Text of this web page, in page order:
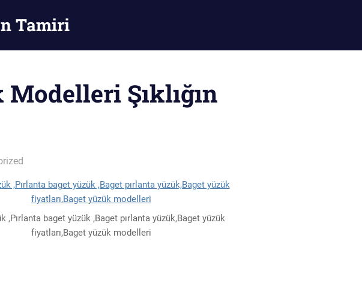
Tamiri
Şıklığın
,Pırlanta baget yüzük ,Baget pırlanta yüzük,Baget yüzük
fiyatları,Baget yüzük modelleri